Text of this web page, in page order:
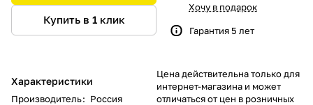
Купить в 1 клик
Характеристики
Производитель: Россия
Хочу в подарок
Гарантия 5 лет
Цена действительна только для
интернет-магазина и может
отличаться от цен в розничных